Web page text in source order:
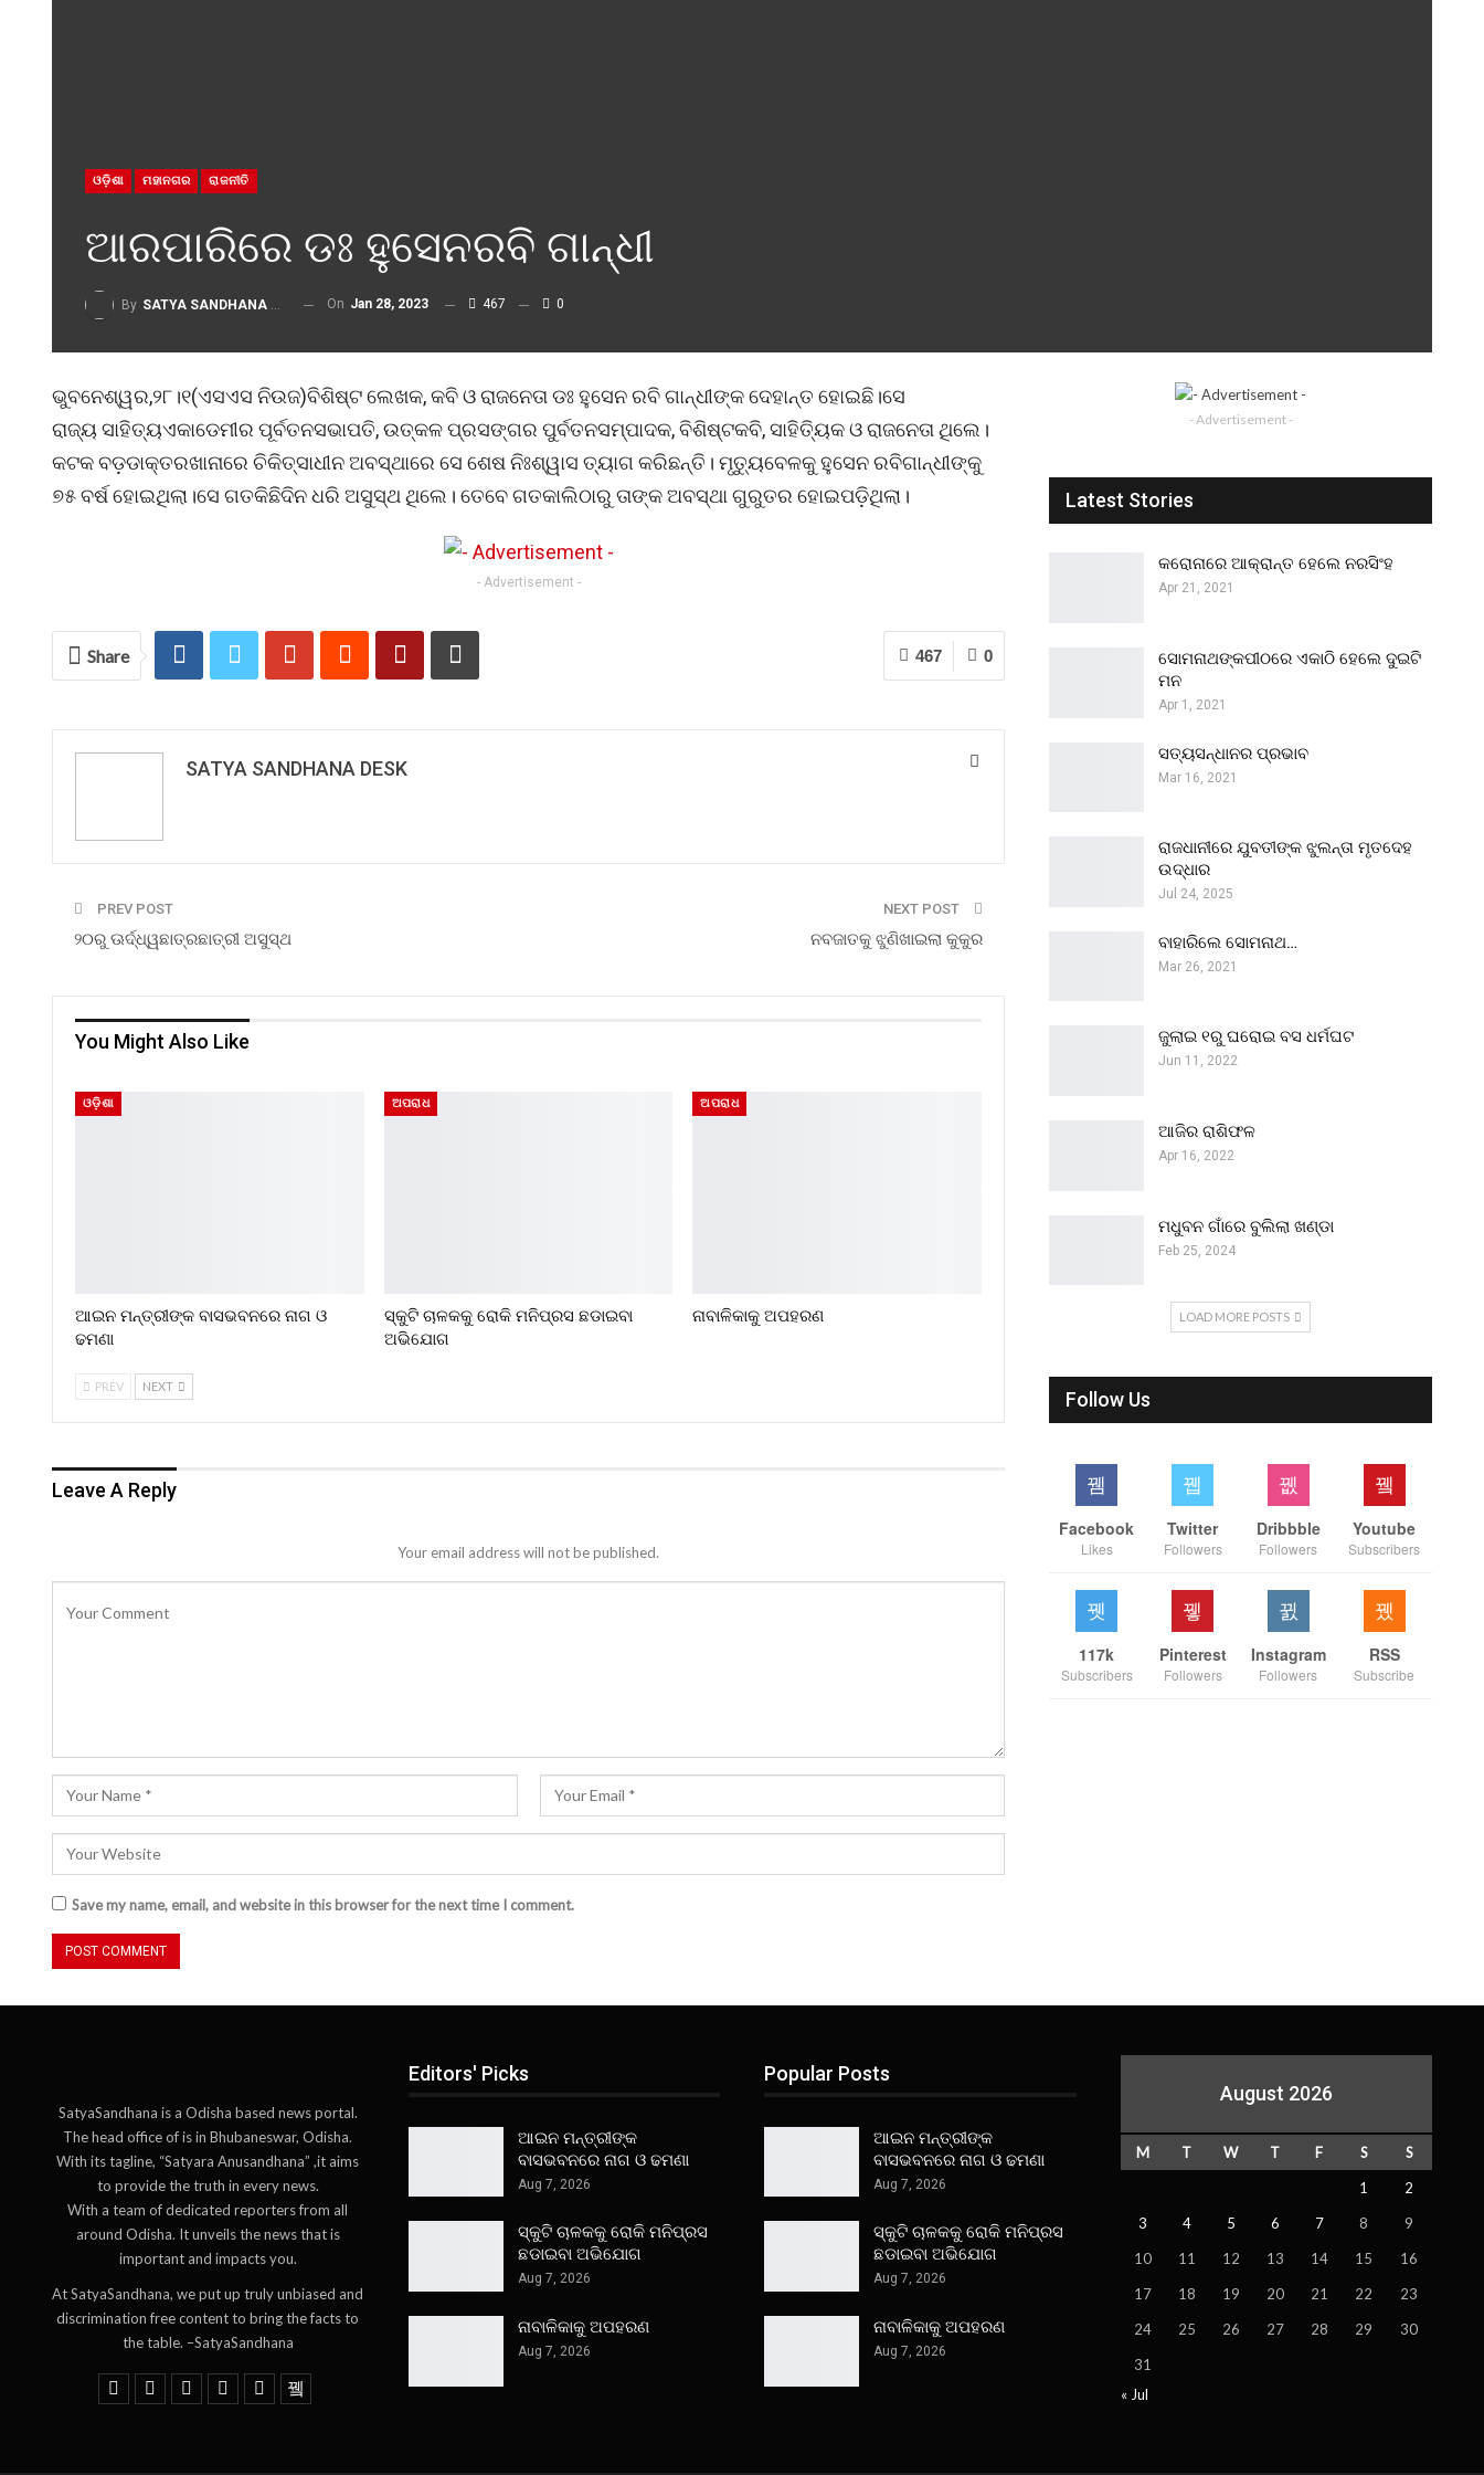
ଓଡ଼ିଶା ମହାନଗର ରାଜନୀତି
ଆରପାରିରେ ଡଃ ହୁସେନରବି ଗାନ୍ଧୀ
By SATYA SANDHANA DESK On Jan 28, 2023 467 0
ଭୁବନେଶ୍ୱର,୨୮।୧(ଏସଏସ ନିଉଜ)ବିଶିଷ୍ଟ ଲେଖକ, କବି ଓ ରାଜନେତା ଡଃ ହୁସେନ ରବି ଗାନ୍ଧୀଙ୍କ ଦେହାନ୍ତ ହୋଇଛି।ସେ
ରାଜ୍ୟ ସାହିତ୍ୟଏକାଡେମୀର ପୂର୍ବତନସଭାପତି, ଉତ୍କଳ ପ୍ରସଙ୍ଗର ପୁର୍ବତନସମ୍ପାଦକ, ବିଶିଷ୍ଟକବି, ସାହିତ୍ୟିକ ଓ ରାଜନେତା ଥିଲେ।
କଟକ ବଡ଼ଡାକ୍ତରଖାନାରେ ଚିକିତ୍ସାଧୀନ ଅବସ୍ଥାରେ ସେ ଶେଷ ନିଃଶ୍ୱାସ ତ୍ୟାଗ କରିଛନ୍ତି। ମୃତ୍ୟୁବେଳକୁ ହୁସେନ ରବିଗାନ୍ଧୀଙ୍କୁ
୭୫ ବର୍ଷ ହୋଇଥିଲା।ସେ ଗତକିଛିଦିନ ଧରି ଅସୁସ୍ଥ ଥିଲେ। ତେବେ ଗତକାଲିଠାରୁ ତାଙ୍କ ଅବସ୍ଥା ଗୁରୁତର ହୋଇପଡ଼ିଥିଲା।
- Advertisement -
0
467
Share
SATYA SANDHANA DESK
PREV POST
୨୦ରୁ ଊର୍ଦ୍ଧ୍ୱଛାତ୍ରଛାତ୍ରୀ ଅସୁସ୍ଥ
NEXT POST
ନବଜାତକୁ ଝୁଣିଖାଇଲା କୁକୁର
You Might Also Like
ଓଡ଼ିଶା
ଆଇନ ମନ୍ତ୍ରୀଙ୍କ ବାସଭବନରେ ନାଗ ଓ
ଢମଣା
ଅପରାଧ
ସ୍କୁଟି ଚାଳକକୁ ରୋକି ମନିପ୍ରସ ଛଡାଇବା
ଅଭିଯୋଗ
ଅପରାଧ
ନାବାଳିକାକୁ ଅପହରଣ
PREV NEXT
Leave A Reply
Your email address will not be published.
Save my name, email, and website in this browser for the next time I comment.
- Advertisement -
Latest Stories
କରୋନାରେ ଆକ୍ରାନ୍ତ ହେଲେ ନରସିଂହ
Apr 21, 2021
ସୋମନାଥଙ୍କପୀଠରେ ଏକାଠି ହେଲେ ଦୁଇଟି
ମନ
Apr 1, 2021
ସତ୍ୟସନ୍ଧାନର ପ୍ରଭାବ
Mar 16, 2021
ରାଜଧାନୀରେ ଯୁବତୀଙ୍କ ଝୁଲନ୍ତା ମୃତଦେହ
ଉଦ୍ଧାର
Jul 24, 2025
ବାହାରିଲେ ସୋମନାଥ…
Mar 26, 2021
ଜୁଲାଇ ୧ରୁ ଘରୋଇ ବସ ଧର୍ମଘଟ
Jun 11, 2022
ଆଜିର ରାଶିଫଳ
Apr 16, 2022
ମଧୁବନ ଗାଁରେ ବୁଲିଲା ଖଣ୍ଡା
Feb 25, 2024
LOAD MORE POSTS
Follow Us
Facebook
Likes
Twitter
Followers
Dribbble
Followers
Youtube
Subscribers
117k
Subscribers
Pinterest
Followers
Instagram
Followers
RSS
Subscribe
SatyaSandhana is a Odisha based news portal.
The head office of is in Bhubaneswar, Odisha.
With its tagline, “Satyara Anusandhana” ,it aims
to provide the truth in every news.
With a team of dedicated reporters from all
around Odisha. It unveils the news that is
important and impacts you.
At SatyaSandhana, we put up truly unbiased and
discrimination free content to bring the facts to
the table. –SatyaSandhana
Editors' Picks
ଆଇନ ମନ୍ତ୍ରୀଙ୍କ
ବାସଭବନରେ ନାଗ ଓ ଢମଣା
Aug 7, 2026
ସ୍କୁଟି ଚାଳକକୁ ରୋକି ମନିପ୍ରସ
ଛଡାଇବା ଅଭିଯୋଗ
Aug 7, 2026
ନାବାଳିକାକୁ ଅପହରଣ
Aug 7, 2026
Popular Posts
ଆଇନ ମନ୍ତ୍ରୀଙ୍କ
ବାସଭବନରେ ନାଗ ଓ ଢମଣା
Aug 7, 2026
ସ୍କୁଟି ଚାଳକକୁ ରୋକି ମନିପ୍ରସ
ଛଡାଇବା ଅଭିଯୋଗ
Aug 7, 2026
ନାବାଳିକାକୁ ଅପହରଣ
Aug 7, 2026
August 2026
M T W T F S
S
1
2
3
4 5 6 7 8
9
10
11 12 13 14 15
16
17
18 19 20 21 22
23
24
25 26 27 28 29
30
31
« Jul